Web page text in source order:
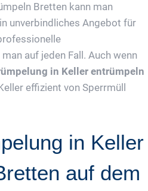
Bretten kann man
unverbindliches Angebot für
auf jeden Fall. Auch wenn
in Keller entrümpeln
effizient von Sperrmüll
in Keller
auf dem